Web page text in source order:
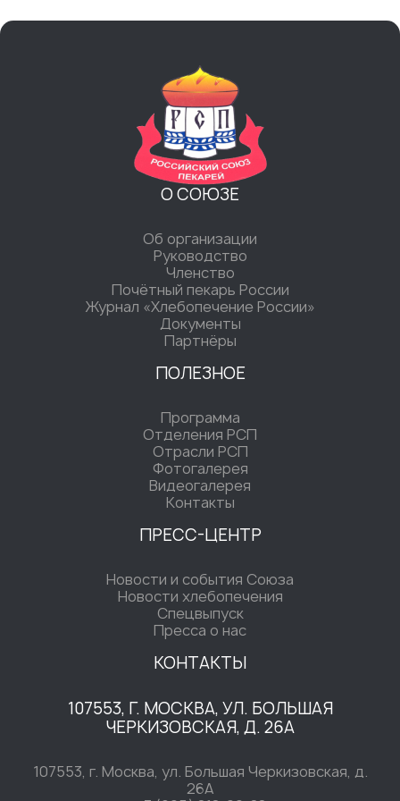
О СОЮЗЕ
Об организации
Руководство
Членство
Почётный пекарь России
Журнал «Хлебопечение России»
Документы
Партнёры
ПОЛЕЗНОЕ
Программа
Отделения РСП
Отрасли РСП
Фотогалерея
Видеогалерея
Контакты
ПРЕСС-ЦЕНТР
Новости и события Союза
Новости хлебопечения
Спецвыпуск
Пресса о нас
КОНТАКТЫ
107553, Г. МОСКВА, УЛ. БОЛЬШАЯ
ЧЕРКИЗОВСКАЯ, Д. 26А
107553, г. Москва, ул. Большая Черкизовская, д.
26А